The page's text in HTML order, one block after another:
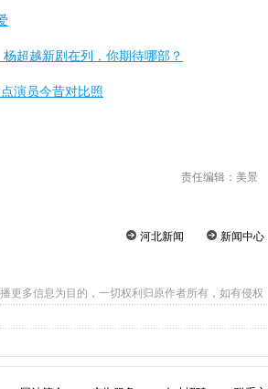
超越新剧在列，你期待哪部？
演员今昔对比照
责任编辑：美景
新闻中心
河北新闻
更多信息为目的，一切权利归原作者所有，如有侵权